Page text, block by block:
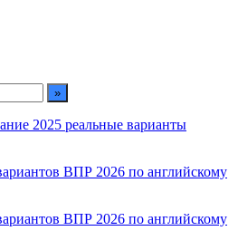
2025 реальные варианты
ВПР 2026 по английскому
ВПР 2026 по английскому